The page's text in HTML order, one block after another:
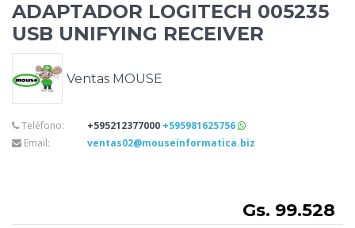
ADAPTADOR LOGITECH 005235
USB UNIFYING RECEIVER
Ventas MOUSE
Teléfono: +595212377000 +595981625756
Email:
ventas02@mouseinformatica.biz
Gs. 99.528